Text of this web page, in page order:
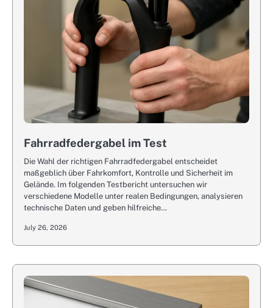
Fahrradfedergabel im Test
Die Wahl der richtigen Fahrradfedergabel entscheidet
maßgeblich über Fahrkomfort, Kontrolle und Sicherheit im
Gelände. Im folgenden Testbericht untersuchen wir
verschiedene Modelle unter realen Bedingungen, analysieren
technische Daten und geben hilfreiche…
July 26, 2026